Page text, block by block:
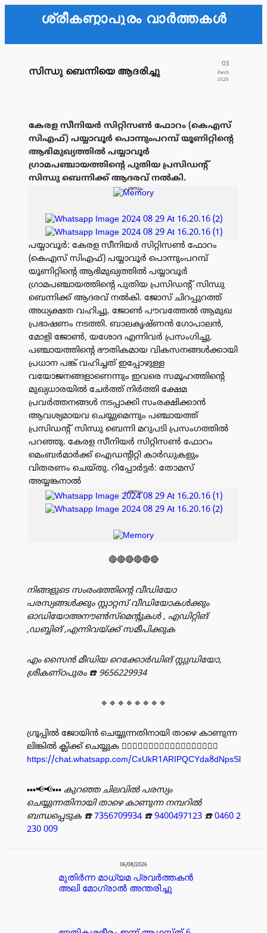
ശ്രീകണ്ഠാപുരം വാർത്തകൾ
സിന്ധു ബെന്നിയെ ആദരിച്ചു
03
March
2026
കേരള സീനിയർ സിറ്റിസൺ ഫോറം (കെഎസ്
സിഎഫ്) പയ്യാവൂർ പൊന്നുംപറമ്പ് യൂണിറ്റിൻ്റെ
ആഭിമുഖ്യത്തിൽ പയ്യാവൂർ
ഗ്രാമപഞ്ചായത്തിൻ്റെ പുതിയ പ്രസിഡൻ്റ്
സിന്ധു ബെന്നിക്ക് ആദരവ് നൽകി.
പരസ്യം
പയ്യാവൂർ: കേരള സീനിയർ സിറ്റിസൺ ഫോറം
(കെഎസ് സിഎഫ്) പയ്യാവൂർ പൊന്നുംപറമ്പ്
യൂണിറ്റിൻ്റെ ആഭിമുഖ്യത്തിൽ പയ്യാവൂർ
ഗ്രാമപഞ്ചായത്തിൻ്റെ പുതിയ പ്രസിഡൻ്റ് സിന്ധു
ബെന്നിക്ക് ആദരവ് നൽകി. ജോസ് ചിറപ്പുറത്ത്
അധ്യക്ഷത വഹിച്ചു. ജോൺ പൗവത്തേൽ ആമുഖ
പ്രഭാഷണം നടത്തി. ബാലകൃഷ്ണൻ ഗോപാലൻ,
മോളി ജോൺ, യശോദ എന്നിവർ പ്രസംഗിച്ചു.
പഞ്ചായത്തിൻ്റെ ഭൗതികമായ വികസനങ്ങൾക്കായി
പ്രധാന പങ്ക് വഹിച്ചത് ഇപ്പോഴുള്ള
വയോജനങ്ങളാണെന്നും ഇവരെ സമൂഹത്തിൻ്റെ
മുഖ്യധാരയിൽ ചേർത്ത് നിർത്തി ക്ഷേമ
പ്രവർത്തനങ്ങൾ നടപ്പാക്കി സംരക്ഷിക്കാൻ
ആവശ്യമായവ ചെയ്യുമെന്നും പഞ്ചായത്ത്
പ്രസിഡൻ്റ് സിന്ധു ബെന്നി മറുപടി പ്രസംഗത്തിൽ
പറഞ്ഞു. കേരള സീനിയർ സിറ്റിസൺ ഫോറം
മെംബർമാർക്ക് ഐഡൻ്റിറ്റി കാർഡുകളും
വിതരണം ചെയ്തു. റിപ്പോർട്ടർ: തോമസ്
അയ്യങ്കനാൽ
പരസ്യം
🔴🔴🔴🔴🔴🔴
നിങ്ങളുടെ സംരംഭത്തിൻ്റെ വീഡിയോ
പരസ്യങ്ങൾക്കും സ്റ്റാറ്റസ് വീഡിയോകൾക്കും
ഓഡിയോഅനൗൺസ്‌മെന്റുകൾ , എഡിറ്റിങ്
,ഡബ്ബിങ് ,എന്നിവയ്ക്ക് സമീപിക്കുക
എം സൈൻ മീഡിയ റെക്കോർഡിങ് സ്റ്റുഡിയോ,
ശ്രീകണ്ഠപുരം ☎️ 9656229934
🔹🔹🔹🔹🔹🔹🔹🔹
ഗ്രൂപ്പിൽ ജോയിൻ ചെയ്യുന്നതിനായി താഴെ കാണുന്ന
ലിങ്കിൽ ക്ലിക്ക് ചെയ്യുക 👇🏻👇🏻👇🏻👇🏻👇🏻👇🏻👇🏻👇🏻👇🏻
https://chat.whatsapp.com/CxUkR1ARIPQCYda8dNpsSl
▪️▪️▪️📢📢▪️▪️▪️ കുറഞ്ഞ ചിലവിൽ പരസ്യം
ചെയ്യുന്നതിനായി താഴെ കാണുന്ന നമ്പറിൽ
ബന്ധപ്പെടുക ☎️7356709934 ☎️9400497123 ☎️0460 2
230 009
06/08/2026
മുതിർന്ന മാധ്യമ പ്രവർത്തകൻ
അലി മോഗ്രാൽ അന്തരിച്ചു